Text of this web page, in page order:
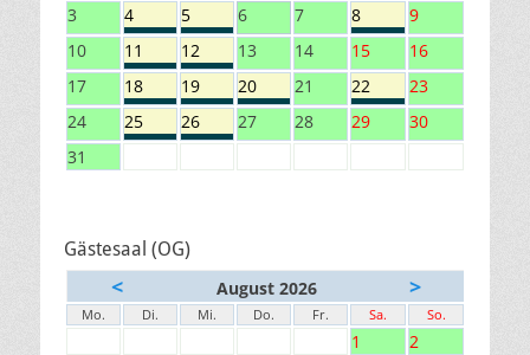
3
4 5 6 7 8
9
10
11 12 13 14 15
16
17
18 19 20 21 22
23
24
25 26 27 28 29
30
31
Gästesaal (OG)
< August 2026 >
Mo. Di. Mi. Do. Fr. Sa. So.
1
2